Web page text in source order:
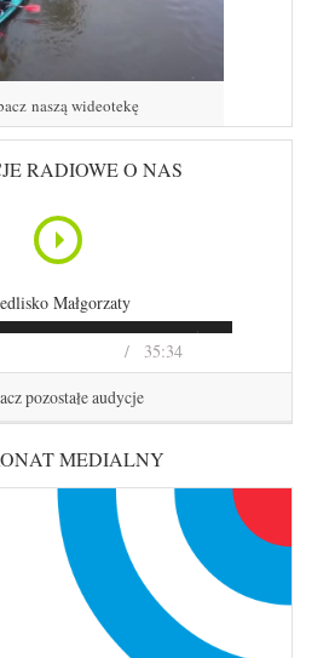
naszą wideotekę
RADIOWE O NAS
35:34
Małgorzaty
pozostałe audycje
MEDIALNY